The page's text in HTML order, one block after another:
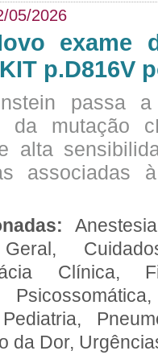
05/2026
exame
p.D816V
passa
da mutação
alta
associadas
Clínica,
da Dor,